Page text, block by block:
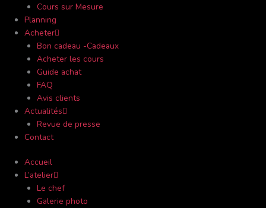
Cours sur Mesure
Planning
Acheter
Bon cadeau -Cadeaux
Acheter les cours
Guide achat
FAQ
Avis clients
Actualités
Revue de presse
Contact
Accueil
L’atelier
Le chef
Galerie photo